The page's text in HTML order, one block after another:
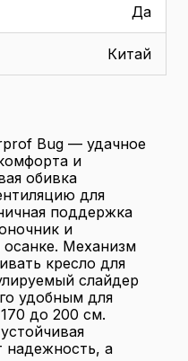
Да
Китай
Bug — удачное
и
обивка
для
поддержка
и
осанке. Механизм
кресло для
слайдер
удобным для
до 200 см.
надежность, а